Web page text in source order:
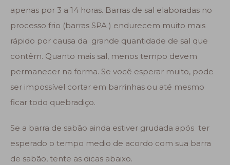
apenas por 3 a 14 horas. Barras de sal elaboradas no
processo frio (barras SPA ) endurecem muito mais
rápido por causa da grande quantidade de sal que
contêm. Quanto mais sal, menos tempo devem
permanecer na forma. Se você esperar muito, pode
ser impossível cortar em barrinhas ou até mesmo
ficar todo quebradiço.
Se a barra de sabão ainda estiver grudada após ter
esperado o tempo medio de acordo com sua barra
de sabão, tente as dicas abaixo.